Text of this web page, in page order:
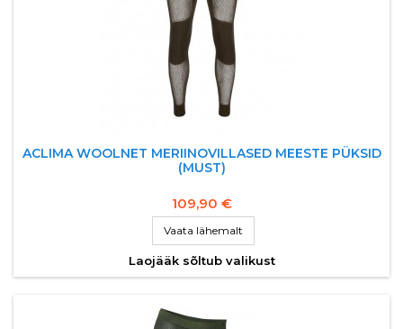
ACLIMA WOOLNET MERIINOVILLASED MEESTE PÜKSID
(MUST)
109,90 €
Vaata lähemalt
Laojääk sõltub valikust